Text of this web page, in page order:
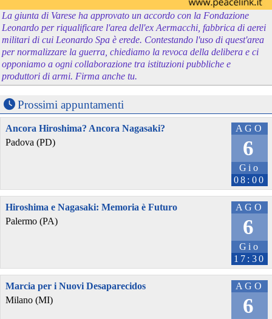
La giunta di Varese ha approvato un accordo con la Fondazione
Leonardo per riqualificare l'area dell'ex Aermacchi, fabbrica di aerei
militari di cui Leonardo Spa è erede. Contestando l'uso di quest'area
per normalizzare la guerra, chiediamo la revoca della delibera e ci
opponiamo a ogni collaborazione tra istituzioni pubbliche e
produttori di armi. Firma anche tu.
Prossimi appuntamenti
AGO
6
Gio
08:00
Ancora Hiroshima? Ancora Nagasaki?
Padova (PD)
AGO
6
Gio
17:30
Hiroshima e Nagasaki: Memoria è Futuro
Palermo (PA)
AGO
6
Marcia per i Nuovi Desaparecidos
Milano (MI)